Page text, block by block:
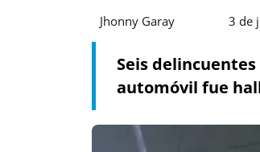
Jhonny Garay 3 de
Seis
automóvil fue